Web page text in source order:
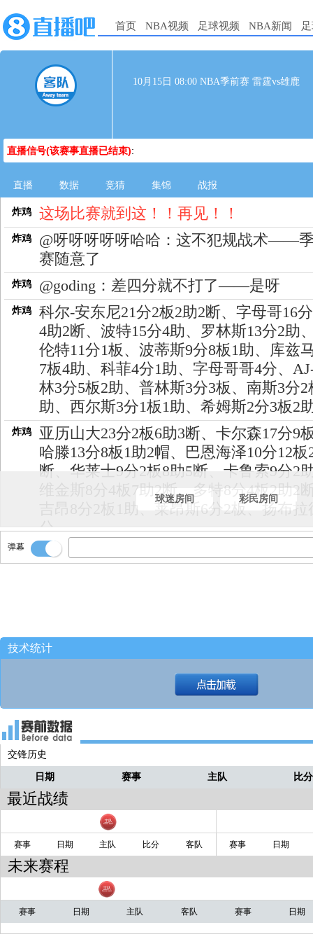
首页 NBA视频 足球视频 NBA新闻
10月15日 08:00 NBA季前赛 雷霆vs雄鹿
直播信号(该赛事直播已结束):
直播 数据 竞猜 集锦 战报
炸鸡 这场比赛就到这！！再见！！
炸鸡
@呀呀呀呀呀哈哈：这不犯规战术——
赛随意了
炸鸡 @goding：差四分就不打了——是呀
炸鸡
科尔-安东尼21分2板2助2断、字母哥16
4助2断、波特15分4助、罗林斯13分2助
伦特11分1板、波蒂斯9分8板1助、库兹
7板4助、科菲4分1助、字母哥哥4分、
林3分5板2助、普林斯3分3板、南斯3分2
助、西尔斯3分1板1助、希姆斯2分3板2
炸鸡
亚历山大23分2板6助3断、卡尔森17分9
哈滕13分8板1助2帽、巴恩海泽10分12板
断、华莱士9分2板8助5断、卡鲁索9分2
维金斯8分4板7助2断、多特8分4板2助2
吉昂8分2板1助、莱昂斯6分2板、扬布拉
分
炸鸡 看看数据！！
不打了好像
炸鸡 长篮板巴恩海泽！！
球迷房间 彩民房间
弹幕
技术统计
交锋历史
日期 赛事 主队 比分
最近战绩
赛事 日期 主队 比分 客队 赛事 日期
未来赛程
赛事 日期 主队 客队 赛事 日期